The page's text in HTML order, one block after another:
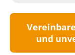
und